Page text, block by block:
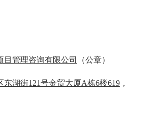
目管理咨询有限公司 （公章）
东湖街121号金贸大厦A栋6楼619，